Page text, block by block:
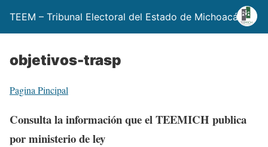
TEEM – Tribunal Electoral del Estado de Michoacán
objetivos-trasp
Pagina Pincipal
Consulta la información que el TEEMICH publica
por ministerio de ley